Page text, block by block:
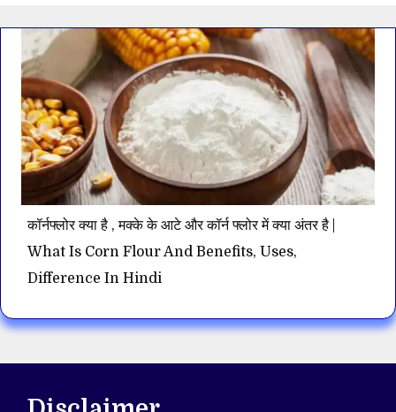
कॉर्नफ्लोर क्या है , मक्के के आटे और कॉर्न फ्लोर में क्या अंतर है |
What Is Corn Flour And Benefits, Uses,
Difference In Hindi